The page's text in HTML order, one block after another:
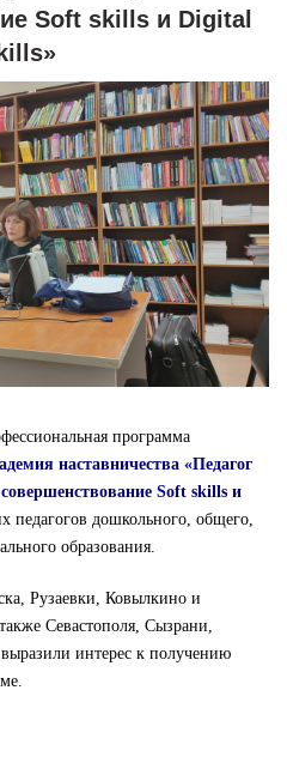
Soft skills и Digital
программа
наставничества «Педагог
Soft skills и
педагогов дошкольного, общего,
образования.
Рузаевки, Ковылкино и
Севастополя, Сызрани,
интерес к получению